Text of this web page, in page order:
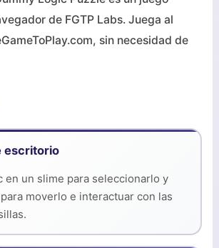
de FGTP Labs. Juega al
sin necesidad de
escritorio
en un slime para seleccionarlo y
moverlo e interactuar con las